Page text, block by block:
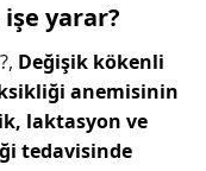
işe yarar?
Değişik kökenli
anemisinin
laktasyon ve
tedavisinde